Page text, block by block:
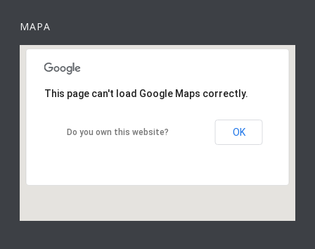
MAPA
This page can't load Google Maps correctly.
Do you own this website? OK